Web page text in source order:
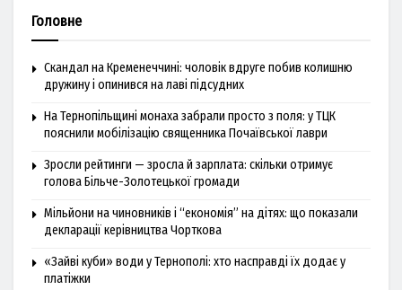
Головне
Скандал на Кременеччині: чоловік вдруге побив колишню
дружину і опинився на лаві підсудних
На Тернопільщині монаха забрали просто з поля: у ТЦК
пояснили мобілізацію священника Почаївської лаври
Зросли рейтинги — зросла й зарплата: скільки отримує
голова Більче-Золотецької громади
Мільйони на чиновників і “економія” на дітях: що показали
декларації керівництва Чорткова
«Зайві куби» води у Тернополі: хто насправді їх додає у
платіжки